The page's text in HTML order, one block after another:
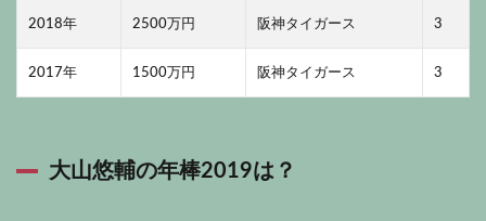
2018年 2500万円 阪神タイガース 3
2017年 1500万円 阪神タイガース 3
大山悠輔の年棒2019は？